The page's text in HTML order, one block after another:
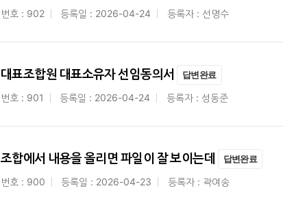
번호 : 902 등록일 : 2026-04-24 등록자 : 선명수
대표조합원 대표소유자 선임동의서 답변완료
번호 : 901 등록일 : 2026-04-24 등록자 : 성동준
조합에서 내용을 올리면 파일이 잘 보이는데 답변완료
번호 : 900 등록일 : 2026-04-23 등록자 : 곽여송